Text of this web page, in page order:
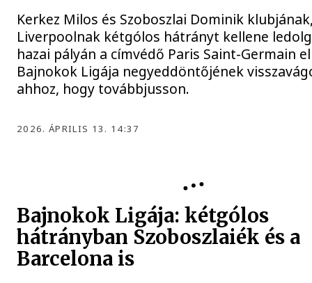
Kerkez Milos és Szoboszlai Dominik
Liverpoolnak kétgólos hátrányt kellene
hazai pályán a címvédő Paris Saint-Germain
Bajnokok Ligája negyeddöntőjének
ahhoz, hogy továbbjusson.
2026. ÁPRILIS 13. 14:37
Bajnokok Ligája: kétgólos
hátrányban Szoboszlaiék és a
Barcelona is